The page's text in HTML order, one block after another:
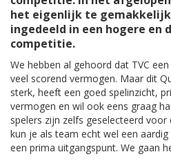
het eigenlijk te gemakkelijk
ingedeeld in een hogere en
competitie.
We hebben al gehoord dat TVC
veel scorend vermogen. Maar dit
sterk, heeft een goed spelinzicht,
vermogen en wil ook eens graag
spelers zijn zelfs geselecteerd
kun je als team echt wel een
een prima uitgangspunt. We gaan